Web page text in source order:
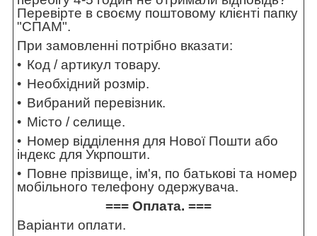
Перевірте в своєму поштовому клієнті папку
"СПАМ".
При замовленні потрібно вказати:
Код / артикул товару.
Необхідний розмір.
Вибраний перевізник.
Місто / селище.
Номер відділення для Нової Пошти або
індекс для Укрпошти.
Повне прізвище, ім'я, по батькові та номер
мобільного телефону одержувача.
=== Оплата. ===
Варіанти оплати.